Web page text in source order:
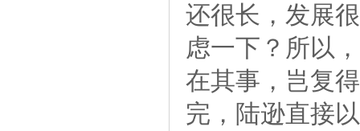
还很长，发展
虑一下？所以
在其事，岂复
完，陆逊直接